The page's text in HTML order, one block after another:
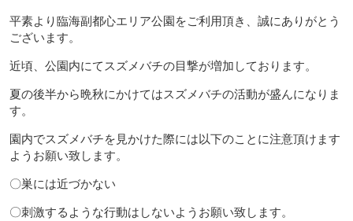
平素より臨海副都心エリア公園をご利用頂き、誠にありがとう
ございます。
近頃、公園内にてスズメバチの目撃が増加しております。
夏の後半から晩秋にかけてはスズメバチの活動が盛んになりま
す。
園内でスズメバチを見かけた際には以下のことに注意頂けます
ようお願い致します。
〇巣には近づかない
〇刺激するような行動はしないようお願い致します。